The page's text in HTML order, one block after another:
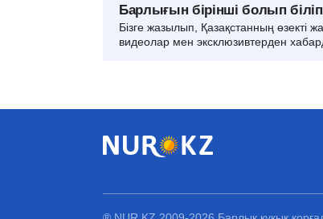
Барлығын бірінші болып
Бізге жазылып, Қазақстанның өзекті
видеолар мен эксклюзивтерден